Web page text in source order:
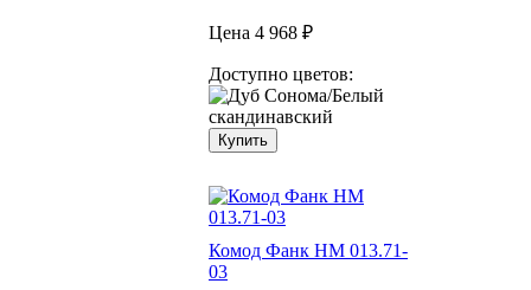
Цена 4 968 ₽
Доступно цветов:
Купить
Комод Фанк НМ 013.71-
03